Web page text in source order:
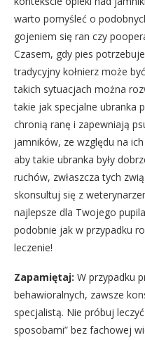
warto pomyśleć o
gojeniem się ran czy
Czasem, gdy pies
tradycyjny kołnierz może
takich sytuacjach można
takie jak specjalne ubranka
chronią ranę i zapewniają
jamników, ze względu na
aby takie ubranka były
ruchów, zwłaszcza tych
skonsultuj się z
najlepsze dla Twojego
podobnie jak w przypadku
leczenie!
Zapamiętaj: W przypadku
behawioralnych, zawsze
specjalistą. Nie próbuj
sposobami” bez fachowej